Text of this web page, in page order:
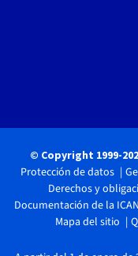
© Copyright 1999-
Protección de datos
Derechos y
Documentación de la
Mapa del sitio